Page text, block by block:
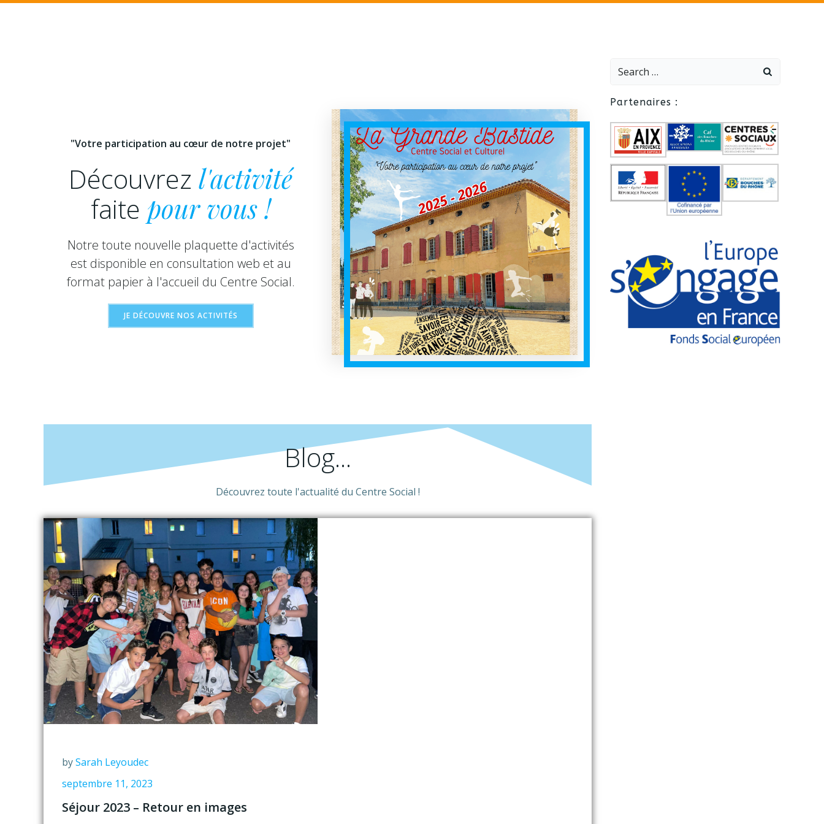
"Votre participation au cœur de notre projet"
Découvrez l'activité
faite pour vous !
Notre toute nouvelle plaquette d'activités
est disponible en consultation web et au
format papier à l'accueil du Centre Social.
JE DÉCOUVRE NOS ACTIVITÉS
Blog...
Découvrez toute l'actualité du Centre Social !
bySarah Leyoudec
septembre 11, 2023
Séjour 2023 – Retour en images
Search
Partenaires :